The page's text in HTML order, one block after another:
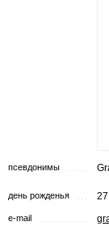
псевдонимы
день рожденья 27
e-mail